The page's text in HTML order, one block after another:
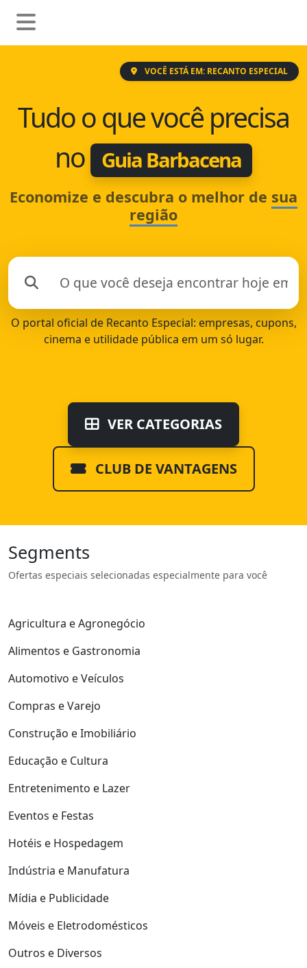
VOCÊ ESTÁ EM: RECANTO ESPECIAL
Tudo o que você precisa
no
Guia Barbacena
Economize e descubra o melhor de sua
região
O portal oficial de Recanto Especial: empresas, cupons,
cinema e utilidade pública em um só lugar.
VER CATEGORIAS
CLUB DE VANTAGENS
Segments
Ofertas especiais selecionadas especialmente para você
Agricultura e Agronegócio
Alimentos e Gastronomia
Automotivo e Veículos
Compras e Varejo
Construção e Imobiliário
Educação e Cultura
Entretenimento e Lazer
Eventos e Festas
Hotéis e Hospedagem
Indústria e Manufatura
Mídia e Publicidade
Móveis e Eletrodomésticos
Outros e Diversos